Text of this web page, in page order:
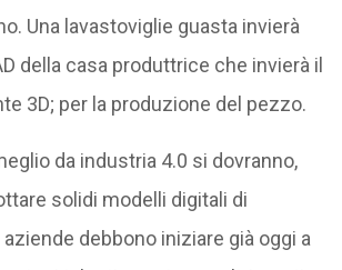
Una lavastoviglie guasta invierà
della casa produttrice che invierà il
3D; per la produzione del pezzo.
da industria 4.0 si dovranno,
solidi modelli digitali di
debbono iniziare già oggi a